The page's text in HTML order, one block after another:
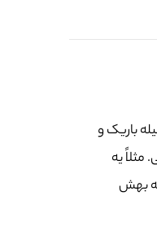
باریک و
یه
بهش